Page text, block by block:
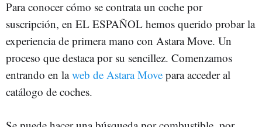
Para conocer cómo se contrata un coche por
suscripción, en EL ESPAÑOL hemos querido probar la
experiencia de primera mano con Astara Move. Un
proceso que destaca por su sencillez. Comenzamos
entrando en laweb de Astara Move para acceder al
catálogo de coches.